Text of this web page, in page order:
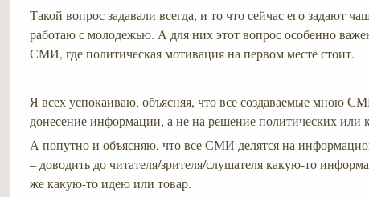
Такой вопрос задавали всегда, и то что сейчас его задают
работаю с молодежью. А для них этот вопрос особенно
СМИ, где политическая мотивация на первом месте стоит.
Я всех успокаиваю, объясняя, что все создаваемые мною
донесение информации, а не на решение политических или
А попутно и объясняю, что все СМИ делятся на
– доводить до читателя/зрителя/слушателя какую-то
же какую-то идею или товар.